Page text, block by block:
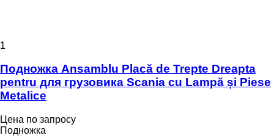
1
Подножка Ansamblu Placă de Trepte Dreapta
pentru для грузовика Scania cu Lampă și Piese
Metalice
Цена по запросу
Подножка